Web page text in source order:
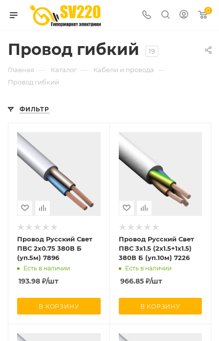
0
Провод гибкий 19
Главная — Каталог — Кабели и провода —
Провод гибкий
ФИЛЬТР
Провод Русский Свет
ПВС 2х0.75 380В Б
(уп.5м) 7896
Есть в наличии
193.98 ₽/шт
В КОРЗИНУ
Провод Русский Свет
ПВС 3х1.5 (2х1.5+1х1.5)
380В Б (уп.10м) 7226
Есть в наличии
966.85₽/шт
В КОРЗИНУ